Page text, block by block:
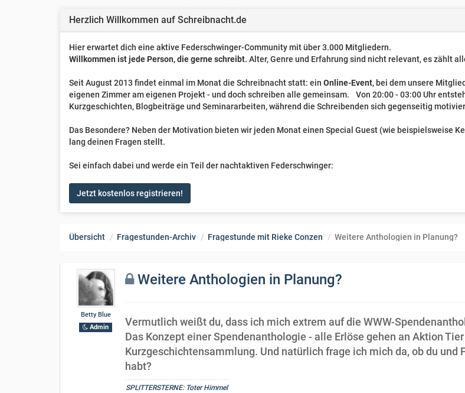
Herzlich Willkommen auf Schreibnacht.de
Hier erwartet dich eine aktive Federschwinger-Community mit über 3.000 Mitgliedern.
Willkommen ist jede Person, die gerne schreibt. Alter, Genre und Erfahrung sind nicht relevant, es zählt
Seit August 2013 findet einmal im Monat die Schreibnacht statt: ein Online-Event, bei dem unsere
eigenen Zimmer am eigenen Projekt - und doch schreiben alle gemeinsam. Von 20:00 - 03:00 Uhr
Kurzgeschichten, Blogbeiträge und Seminararbeiten, während die Schreibenden sich gegenseitig
Das Besondere? Neben der Motivation bieten wir jeden Monat einen Special Guest (wie beispielsweise
lang deinen Fragen stellt.
Sei einfach dabei und werde ein Teil der nachtaktiven Federschwinger:
Jetzt kostenlos registrieren!
Übersicht Fragestunden-Archiv Fragestunde mit Rieke Conzen Weitere Anthologien in Planung?
Betty Blue
Admin
Weitere Anthologien in Planung?
Vermutlich weißt du, dass ich mich extrem auf die WWW-
Das Konzept einer Spendenanthologie - alle Erlöse gehen an Aktion
Kurzgeschichtensammlung. Und natürlich frage ich mich da, ob du
habt?
SPLITTERSTERNE: Toter Himmel